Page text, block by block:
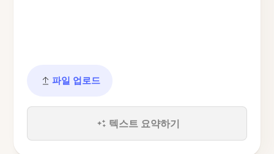
파일 업로드
텍스트 요약하기